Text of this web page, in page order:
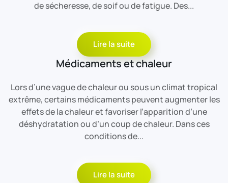
de sécheresse, de soif ou de fatigue. Des...
Lire la suite
Médicaments et chaleur
Lors d’une vague de chaleur ou sous un climat tropical
extrême, certains médicaments peuvent augmenter les
effets de la chaleur et favoriser l’apparition d’une
déshydratation ou d’un coup de chaleur. Dans ces
conditions de...
Lire la suite